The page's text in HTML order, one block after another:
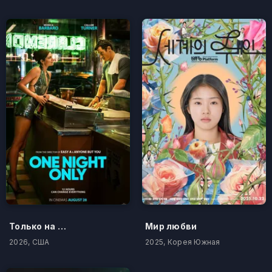
Только на одну ночь
2026, США
Мир любви
2025, Корея Южная